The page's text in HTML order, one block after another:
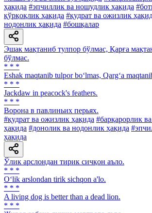
ҳақида #эпчиллик ва ношудлик ҳақида
қўрқоқлик ҳақида #қудрат ва ожизлик
нодонлик ҳақида #бошқалар
Эшак мақтаниб тулпор бўлмас, Қарға
бўлмас.
* * *
Eshak maqtanib tulpor bo‘lmas, Qarg‘a
* * *
Jackdaw in peacock's feathers.
* * *
Ворона в павлиньих перьях.
#қудрат ва ожизлик ҳақида #барқарорлик
ҳақида #донолик ва нодонлик ҳақида
ҳақида
Ўлик арслондан тирик сичқон аъло.
* * *
O‘lik arslondan tirik sichqon a'lo.
* * *
A living dog is better than a dead lion.
* * *